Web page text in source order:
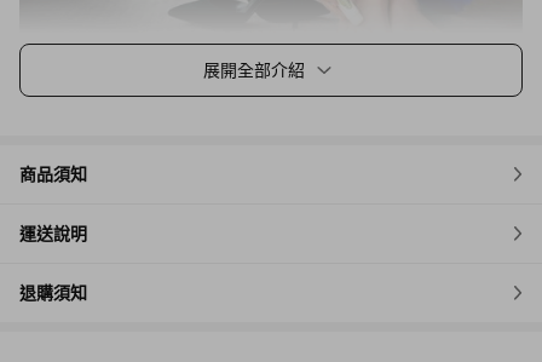
展開全部介紹
商品須知
運送說明
退購須知